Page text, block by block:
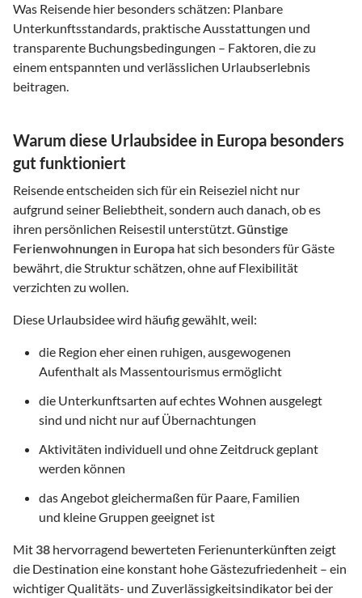
Was Reisende hier besonders schätzen: Planbare
Unterkunftsstandards, praktische Ausstattungen und
transparente Buchungsbedingungen – Faktoren, die zu
einem entspannten und verlässlichen Urlaubserlebnis
beitragen.
Warum diese Urlaubsidee in Europa besonders
gut funktioniert
Reisende entscheiden sich für ein Reiseziel nicht nur
aufgrund seiner Beliebtheit, sondern auch danach, ob es
ihren persönlichen Reisestil unterstützt.Günstige
Ferienwohnungen in Europa hat sich besonders für Gäste
bewährt, die Struktur schätzen, ohne auf Flexibilität
verzichten zu wollen.
Diese Urlaubsidee wird häufig gewählt, weil:
die Region eher einen ruhigen, ausgewogenen
Aufenthalt als Massentourismus ermöglicht
die Unterkunftsarten auf echtes Wohnen ausgelegt
sind und nicht nur auf Übernachtungen
Aktivitäten individuell und ohne Zeitdruck geplant
werden können
das Angebot gleichermaßen für Paare, Familien
und kleine Gruppen geeignet ist
Mit 38 hervorragend bewerteten Ferienunterkünften zeigt
die Destination eine konstant hohe Gästezufriedenheit – ein
wichtiger Qualitäts- und Zuverlässigkeitsindikator bei der